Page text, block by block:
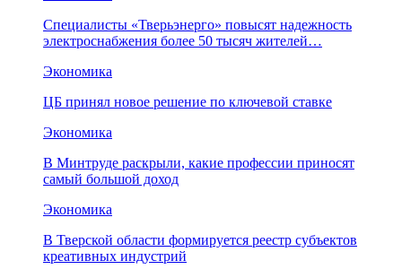
Специалисты «Тверьэнерго» повысят надежность
электроснабжения более 50 тысяч жителей…
Экономика
ЦБ принял новое решение по ключевой ставке
Экономика
В Минтруде раскрыли, какие профессии приносят
самый большой доход
Экономика
В Тверской области формируется реестр субъектов
креативных индустрий